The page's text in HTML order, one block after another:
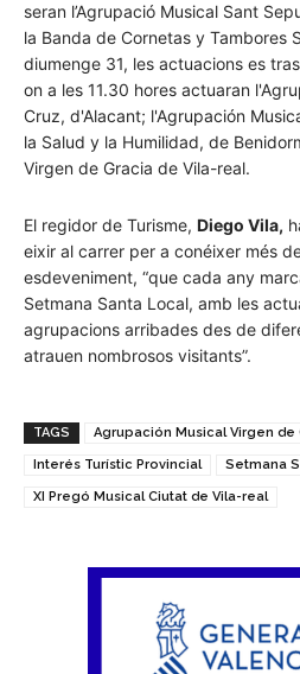
seran l’Agrupació Musical Sant
la Banda de Cornetas y Tambores
diumenge 31, les actuacions es
on a les 11.30 hores actuaran
Cruz, d'Alacant; l'Agrupación
la Salud y la Humilidad, de
Virgen de Gracia de Vila-real.
El regidor de Turisme, Diego Vila,
eixir al carrer per a conéixer més
esdeveniment, “que cada any
Setmana Santa Local, amb les
agrupacions arribades des de
atrauen nombrosos visitants”.
TAGS Agrupación Musical Virgen de
Interés Turístic Provincial Setmana
XI Pregó Musical Ciutat de Vila-real